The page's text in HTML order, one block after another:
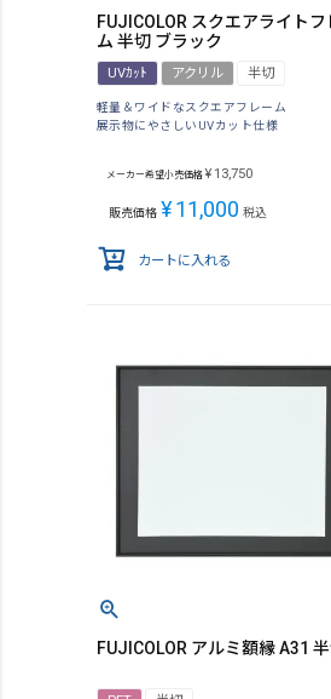
FUJICOLOR スクエアライトフ
ム 半切 ブラック
UVｶｯﾄ アクリル 半切
軽量＆ワイドなスクエアフレーム
展示物にやさしいUVカット仕様
メーカー希望小売価格 ¥ 13,750
販売価格 ¥11,000 税込
カートに入れる
FUJICOLOR アルミ額縁 A31